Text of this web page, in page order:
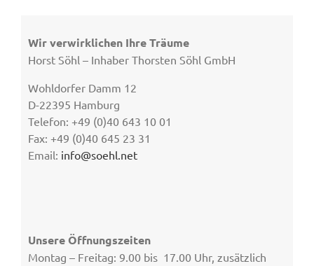
Wir verwirklichen Ihre Träume
Horst Söhl – Inhaber Thorsten Söhl GmbH
Wohldorfer Damm 12
D-22395 Hamburg
Telefon: +49 (0)40 643 10 01
Fax: +49 (0)40 645 23 31
Email: info@soehl.net
Unsere Öffnungszeiten
Montag – Freitag: 9.00 bis 17.00 Uhr, zusätzlich